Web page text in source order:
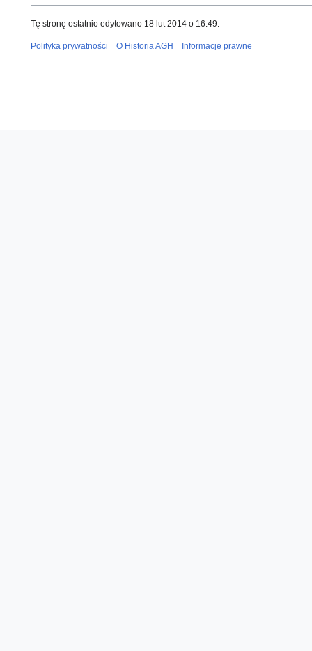
Tę stronę ostatnio edytowano 18 lut 2014 o 16:49.
Polityka prywatności O Historia AGH Informacje prawne